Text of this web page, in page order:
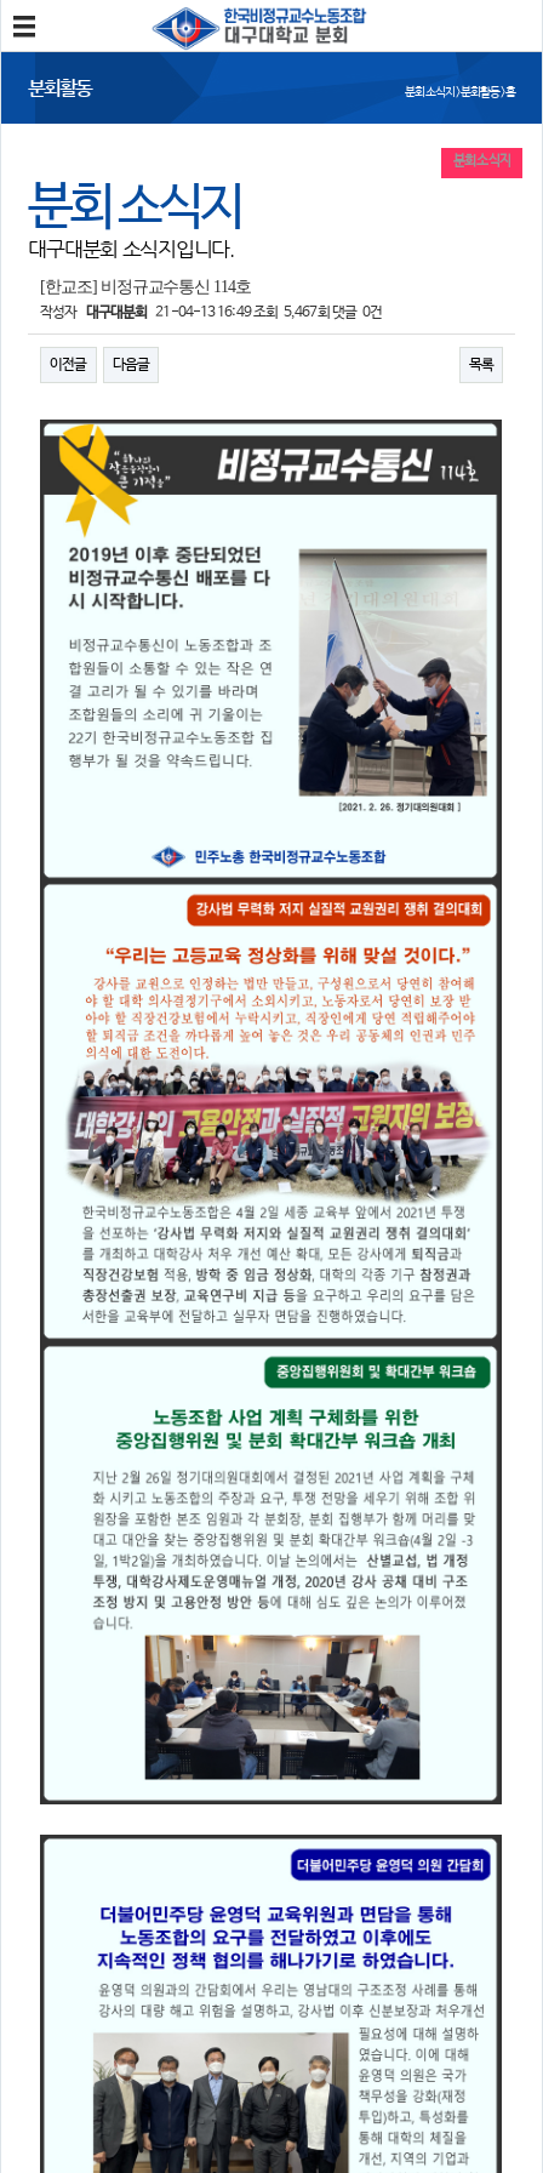
분회소개
분회활동
공지사항
회의록
정보와 소식
민주노총 및 본조소식
참여
자유게시판 가입/탈퇴
분회활동 분회 소식지 > 분회활동 > 홈
분회 소식지
대구대분회 소식지입니다.
분회 소식지
[한교조] 비정규교수통신 114호
작성자 대구대분회 21-04-13 16:49조회 5,467회 댓글 0건
이전글 다음글 목록